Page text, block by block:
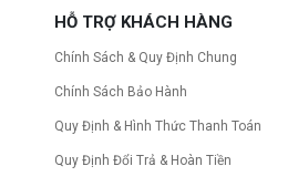
HỖ TRỢ KHÁCH HÀNG
Chính Sách & Quy Định Chung
Chính Sách Bảo Hành
Quy Định & Hình Thức Thanh Toán
Quy Định Đổi Trả & Hoàn Tiền